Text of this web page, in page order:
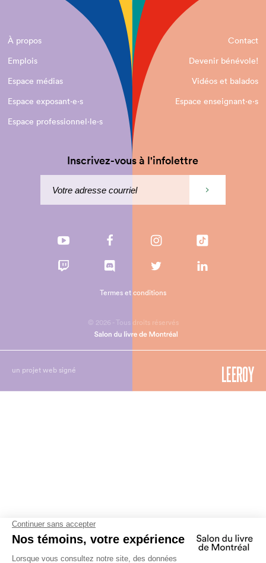
À propos
Contact
Emplois
Devenir bénévole!
Espace médias
Vidéos et balados
Espace exposant·e⋅s
Espace enseignant·e⋅s
Espace professionnel·le⋅s
Inscrivez-vous à l'infolettre
© 2026 - Tous droits réservés
Termes et conditions
un projet web signé